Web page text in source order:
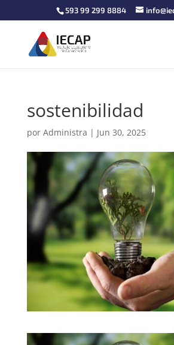
593 99 299 8884
sostenibilidad
por Administra | Jun 30, 2025